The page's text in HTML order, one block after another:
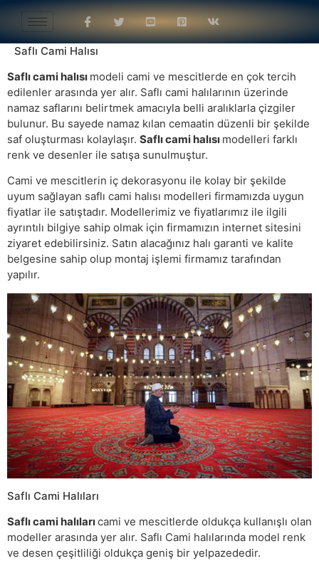
Saflı Cami Halısı
Saflı cami halısı modeli cami ve mescitlerde en çok tercih
edilenler arasında yer alır. Saflı cami halılarının üzerinde
namaz saflarını belirtmek amacıyla belli aralıklarla çizgiler
bulunur. Bu sayede namaz kılan cemaatin düzenli bir şekilde
saf oluşturması kolaylaşır. Saflı cami halısı modelleri farklı
renk ve desenler ile satışa sunulmuştur.
Cami ve mescitlerin iç dekorasyonu ile kolay bir şekilde
uyum sağlayan saflı cami halısı modelleri firmamızda uygun
fiyatlar ile satıştadır. Modellerimiz ve fiyatlarımız ile ilgili
ayrıntılı bilgiye sahip olmak için firmamızın internet sitesini
ziyaret edebilirsiniz. Satın alacağınız halı garanti ve kalite
belgesine sahip olup montaj işlemi firmamız tarafından
yapılır.
Saflı Cami Halıları
Saflı cami halılarıcami ve mescitlerde oldukça kullanışlı olan
modeller arasında yer alır. Saflı Cami halılarında model renk
ve desen çeşitliliği oldukça geniş bir yelpazededir.